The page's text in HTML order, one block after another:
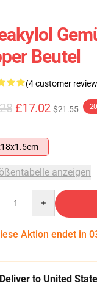
Beutel
(4 customer
£17.02 $21.55 -
anzeigen
Aktion endet in
Deliver to United